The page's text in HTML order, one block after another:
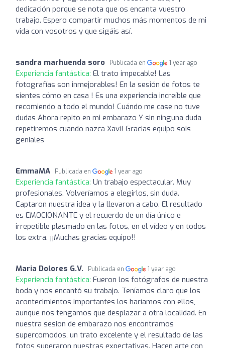
dedicación porque se nota que os encanta vuestro
trabajo. Espero compartir muchos más momentos de mi
vida con vosotros y que sigáis así.
sandra marhuenda soro Publicada en 1 year ago
Experiencia fantástica: El trato impecable! Las
fotografías son inmejorables! En la sesión de fotos te
sientes cómo en casa ! Es una experiencia increíble que
recomiendo a todo el mundo! Cuándo me case no tuve
dudas Ahora repito en mi embarazo Y sin ninguna duda
repetiremos cuando nazca Xavi! Gracias equipo sois
geniales
EmmaMA Publicada en 1 year ago
Experiencia fantástica: Un trabajo espectacular. Muy
profesionales. Volveríamos a elegirlos, sin duda.
Captaron nuestra idea y la llevaron a cabo. El resultado
es EMOCIONANTE y el recuerdo de un día único e
irrepetible plasmado en las fotos, en el vídeo y en todos
los extra. ¡¡Muchas gracias equipo!!
Maria Dolores G.V. Publicada en 1 year ago
Experiencia fantástica: Fueron los fotógrafos de nuestra
boda y nos encantó su trabajo. Teníamos claro que los
acontecimientos importantes los haríamos con ellos,
aunque nos tengamos que desplazar a otra localidad. En
nuestra sesion de embarazo nos encontramos
supercomodos, un trato excelente y el resultado de las
fotos superaron nuestras expectativas. Hacen arte con